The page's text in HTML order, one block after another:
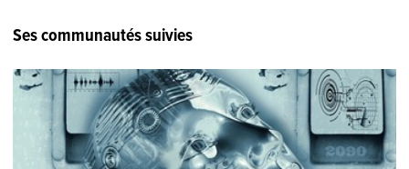
Ses communautés suivies